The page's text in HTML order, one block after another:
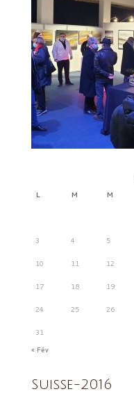
L M M
3 4 5
10 11 12
17 18 19
24 25 26
31
« Fév
Suisse-2016